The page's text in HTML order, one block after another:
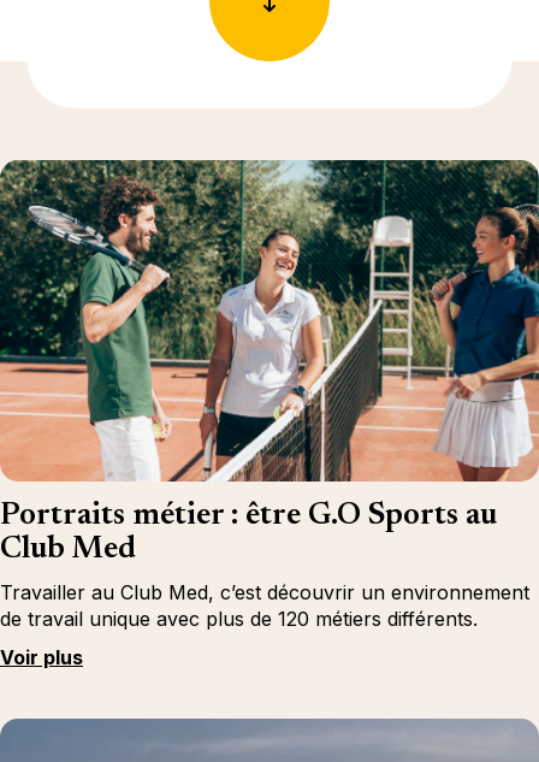
Portraits métier : être G.O Sports au
Club Med
Travailler au Club Med, c’est découvrir un environnement
de travail unique avec plus de 120 métiers différents.
Voir plus